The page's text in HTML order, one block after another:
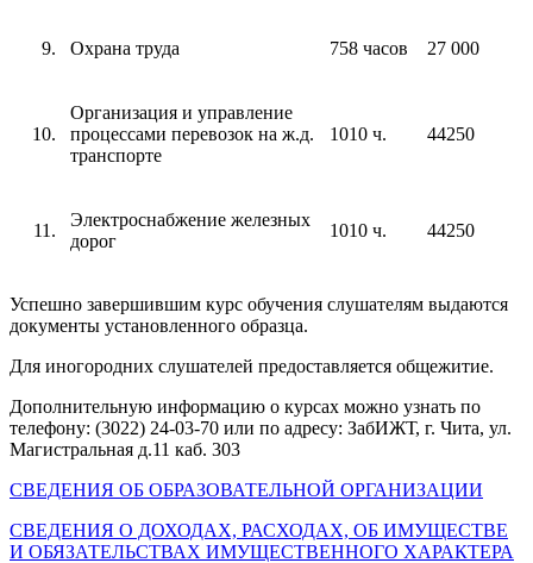
Охрана труда 758 часов 27 000
Организация и управление
процессами перевозок на ж.д.
транспорте
1010 ч. 44250
Электроснабжение железных
дорог
1010 ч. 44250
Успешно завершившим курс обучения слушателям выдаются
документы установленного образца.
Для иногородних слушателей предоставляется общежитие.
Дополнительную информацию о курсах можно узнать по
телефону: (3022) 24-03-70 или по адресу: ЗабИЖТ, г. Чита, ул.
Магистральная д.11 каб. 303
СВЕДЕНИЯ ОБ ОБРАЗОВАТЕЛЬНОЙ ОРГАНИЗАЦИИ
СВЕДЕНИЯ О ДОХОДАХ, РАСХОДАХ, ОБ ИМУЩЕСТВЕ
И ОБЯЗАТЕЛЬСТВАХ ИМУЩЕСТВЕННОГО ХАРАКТЕРА